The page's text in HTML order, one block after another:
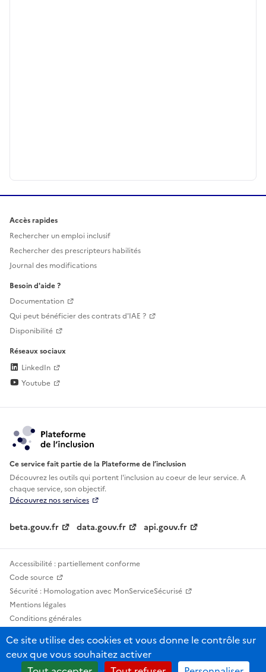
Accès rapides
Rechercher un emploi inclusif
Rechercher des prescripteurs habilités
Journal des modifications
Besoin d'aide ?
Documentation
Qui peut bénéficier des contrats d'IAE ?
Disponibilité
Réseaux sociaux
LinkedIn
Youtube
Ce service fait partie de la Plateforme de l’inclusion
Découvrez les outils qui portent l'inclusion aucoeur de leur service. A
chaque service, son objectif.
Découvrez nos services
beta.gouv.fr data.gouv.fr api.gouv.fr
Accessibilité : partiellement conforme
Code source
Sécurité : Homologation avec MonServiceSécurisé
Mentions légales
Conditions générales
Statistiques, lexiques et indicateurs
Sauf mention contraire, tous les contenus de ce site sont sous licence
Ce site utilise des cookies et vous donne le contrôle sur
ceux que vous souhaitez activer